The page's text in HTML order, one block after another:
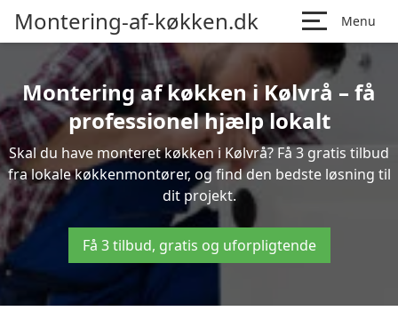
Montering-af-køkken.dk Menu
Montering af køkken i Kølvrå – få
professionel hjælp lokalt
Skal du have monteret køkken i Kølvrå? Få 3 gratis tilbud
fra lokale køkkenmontører, og find den bedste løsning til
dit projekt.
Få 3 tilbud, gratis og uforpligtende